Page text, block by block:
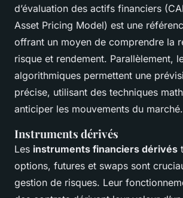
d’évaluation des actifs financiers
Asset Pricing Model) est une
offrant un moyen de comprendre la
risque et rendement. Parallèlement,
algorithmiques permettent une
précise, utilisant des techniques
anticiper les mouvements du marché.
Instruments dérivés
Les instruments financiers dérivés
options, futures et swaps sont
gestion de risques. Leur